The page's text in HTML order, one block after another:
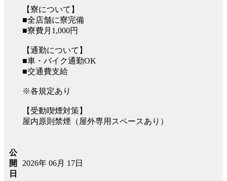
【寮について】
■全店舗に寮完備
■寮費月1,000円
【通勤について】
■車・バイク通勤OK
■交通費支給
※各規定あり
【受動喫煙対策】
屋内原則禁煙（屋外専用スペースあり）
公
開
日
2026年 06月 17日